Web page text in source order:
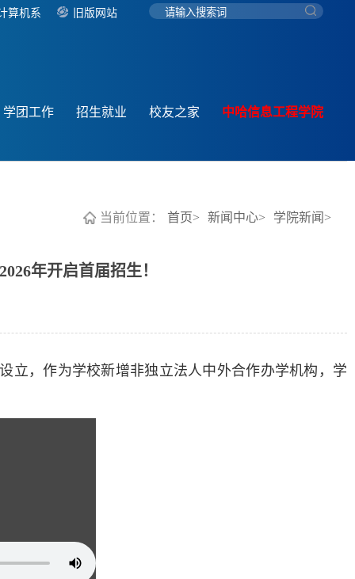
算机系 旧版网站
学团工作 招生就业 校友之家 中哈信息工程学院
当前位置： 首页> 新闻中心> 学院新闻>
年开启首届招生！
立，作为学校新增非独立法人中外合作办学机构，学